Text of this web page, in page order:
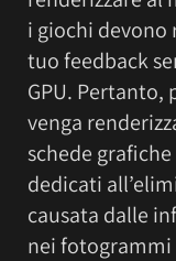
i giochi devono
tuo feedback
GPU. Pertanto,
venga
schede
dedicati
causata dalle
nei fotogrammi